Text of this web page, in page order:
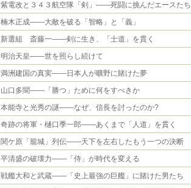
紫電改と３４３航空隊「剣」――死闘に挑んだエースたち
楠木正成――大敵を破る「智略」と「義」
新選組 斎藤一――剣に生き、「士道」を貫く
明治天皇――世を照らし続けて
満洲建国の真実――日本人が曠野に賭けた夢
山口多聞――「勝つ」ために何をすべきか
本能寺と光秀の謎――なぜ、信長を討ったのか?
奇跡の将軍・樋口季一郎――あくまで「人道」を貫く
関ケ原「籠城」列伝――天下を左右したもう一つの決断
平清盛の破壊力――「侍」が時代を変える
戦艦大和と武蔵――「史上最強の巨艦」に賭けた男たち